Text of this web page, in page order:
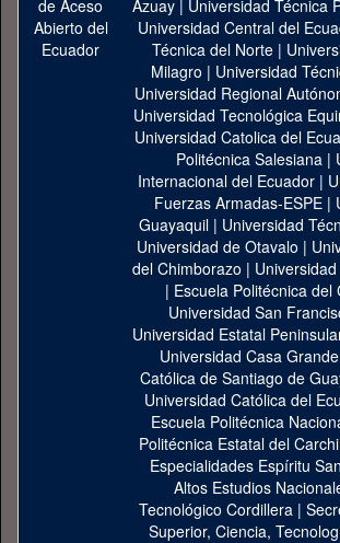
Azuay| Universidad Técnica
Universidad Central del
Técnica del Norte |
Milagro | Universidad
Universidad Regional
Universidad Tecnológica
Universidad Catolica del
Politécnica Salesiana |
Internacional del Ecuador |
Fuerzas Armadas-ESPE |
Guayaquil| Universidad
Universidad de Otavalo |
del Chimborazo |
| Escuela Politécnica del
Universidad San
Universidad Estatal
Universidad Casa Grande
Católica de Santiago de
Universidad Católica del
Escuela Politécnica
Politécnica Estatal del Carchi
Especialidades Espíritu
Altos Estudios
Tecnológico Cordillera |
Superior, Ciencia,